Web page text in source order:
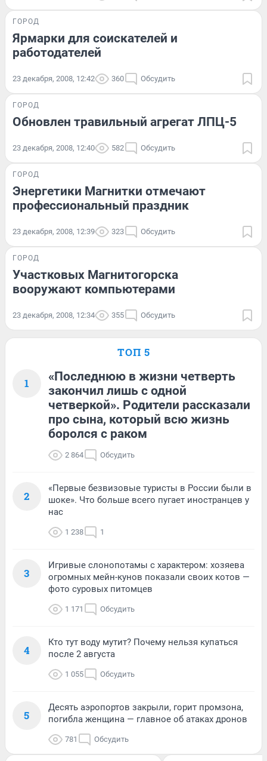
ГОРОД
Ярмарки для соискателей и
работодателей
23 декабря, 2008, 12:42 360 Обсудить
ГОРОД
Обновлен травильный агрегат ЛПЦ-5
23 декабря, 2008, 12:40 582 Обсудить
ГОРОД
Энергетики Магнитки отмечают
профессиональный праздник
23 декабря, 2008, 12:39 323 Обсудить
ГОРОД
Участковых Магнитогорска
вооружают компьютерами
23 декабря, 2008, 12:34 355 Обсудить
ТОП 5
1
«Последнюю в жизни четверть
закончил лишь с одной
четверкой». Родители рассказали
про сына, который всю жизнь
боролся с раком
2 864 Обсудить
2
«Первые безвизовые туристы в России были в
шоке». Что больше всего пугает иностранцев у
нас
1 238 1
3
Игривые слонопотамы с характером: хозяева
огромных мейн-кунов показали своих котов —
фото суровых питомцев
1 171 Обсудить
4
Кто тут воду мутит? Почему нельзя купаться
после 2 августа
1 055 Обсудить
5
Десять аэропортов закрыли, горит промзона,
погибла женщина — главное об атаках дронов
781 Обсудить